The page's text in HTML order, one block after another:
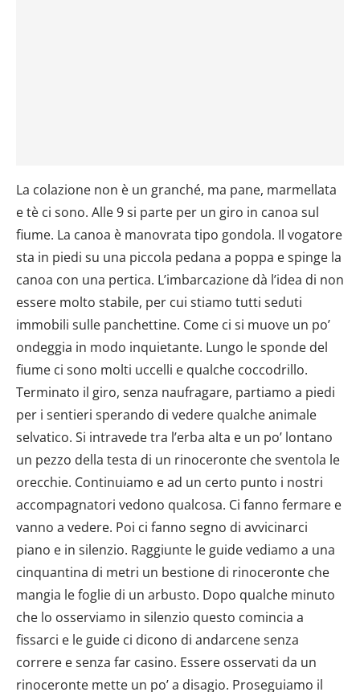
La colazione non è un granché, ma pane, marmellata
e tè ci sono. Alle 9 si parte per un giro in canoa sul
fiume. La canoa è manovrata tipo gondola. Il vogatore
sta in piedi su una piccola pedana a poppa e spinge la
canoa con una pertica. L’imbarcazione dà l’idea di non
essere molto stabile, per cui stiamo tutti seduti
immobili sulle panchettine. Come ci si muove un po’
ondeggia in modo inquietante. Lungo le sponde del
fiume ci sono molti uccelli e qualche coccodrillo.
Terminato il giro, senza naufragare, partiamo a piedi
per i sentieri sperando di vedere qualche animale
selvatico. Si intravede tra l’erba alta e un po’ lontano
un pezzo della testa di un rinoceronte che sventola le
orecchie. Continuiamo e ad un certo punto i nostri
accompagnatori vedono qualcosa. Ci fanno fermare e
vanno a vedere. Poi ci fanno segno di avvicinarci
piano e in silenzio. Raggiunte le guide vediamo a una
cinquantina di metri un bestione di rinoceronte che
mangia le foglie di un arbusto. Dopo qualche minuto
che lo osserviamo in silenzio questo comincia a
fissarci e le guide ci dicono di andarcene senza
correre e senza far casino. Essere osservati da un
rinoceronte mette un po’ a disagio. Proseguiamo il